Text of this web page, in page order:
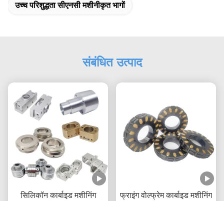
उच्च परिशुद्धता सीएनसी मशीनीकृत भागों
संबंधित उत्पाद
सिलिकॉन कार्बाइड मशीनिंग
फ्राइंग वोल्फ्रेम कार्बाइड मशीनिंग